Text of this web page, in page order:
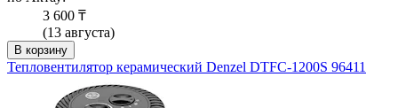
3 600 ₸
(13 августа)
В корзину
Тепловентилятор керамический Denzel DTFC-1200S 96411